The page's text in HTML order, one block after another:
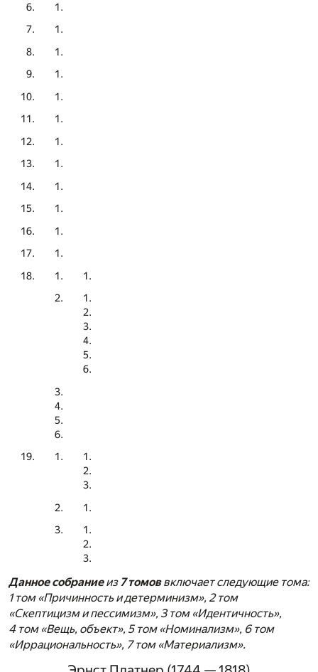
Данное собраниеиз7 томоввключает следующие тома:
1 том «Причинность и детерминизм», 2 том
«Скептицизм и пессимизм», 3 том «Идентичность»,
4 том «Вещь, объект», 5 том «Номинализм», 6 том
«Иррациональность», 7 том «Материализм».